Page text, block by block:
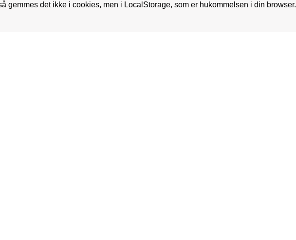
gemmes det ikke i cookies, men i LocalStorage, som er hukommelsen i din browser.